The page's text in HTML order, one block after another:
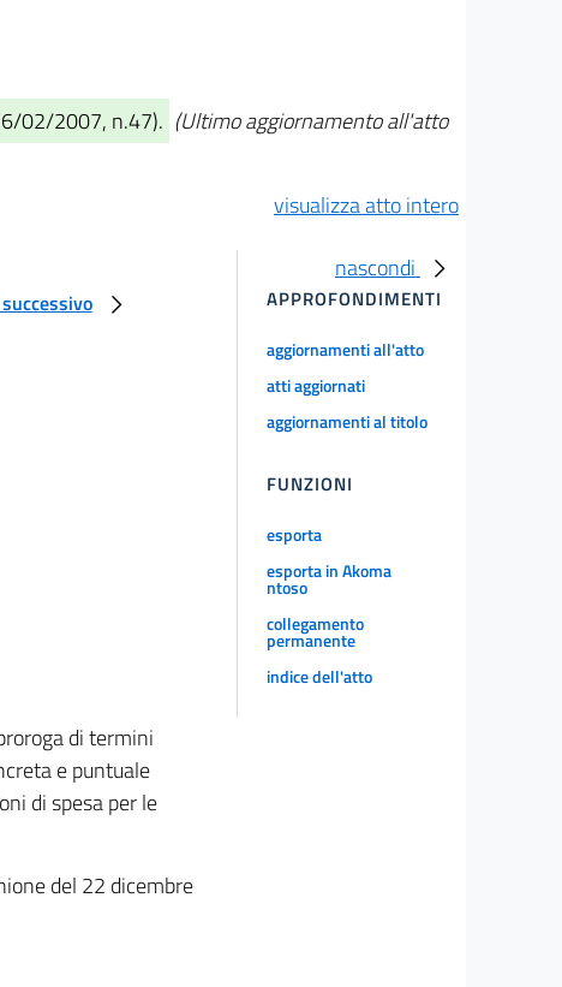
02/2007, n.47). (Ultimo aggiornamento all'atto
visualizza atto intero
di termini
e puntuale
di spesa per le
del 22 dicembre
nascondi
APPROFONDIMENTI
aggiornamenti all'atto
atti aggiornati
aggiornamenti al titolo
FUNZIONI
esporta
esporta in Akoma
ntoso
collegamento
permanente
indice dell'atto